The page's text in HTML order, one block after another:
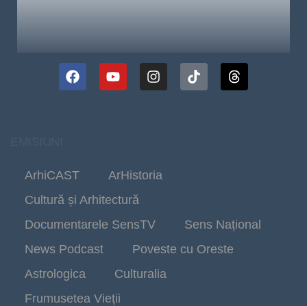
ArhiCAST
ArHistoria
Cultură și Arhitectură
Documentarele SensTV
Sens Național
News Podcast
Poveste cu Oreste
Astrologica
Culturalia
Frumusetea Vieții